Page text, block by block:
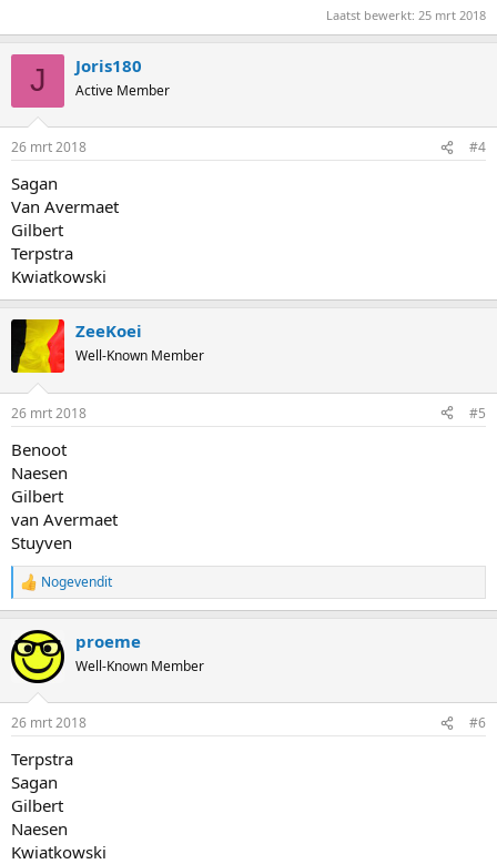
Laatst bewerkt: 25 mrt 2018
J Joris180
Active Member
26 mrt 2018 #4
Sagan
Van Avermaet
Gilbert
Terpstra
Kwiatkowski
ZeeKoei
Well-Known Member
26 mrt 2018 #5
Benoot
Naesen
Gilbert
van Avermaet
Stuyven
R
e
c
t
i
s
Nogevendit
proeme
Well-Known Member
26 mrt 2018 #6
Terpstra
Sagan
Gilbert
Naesen
Kwiatkowski